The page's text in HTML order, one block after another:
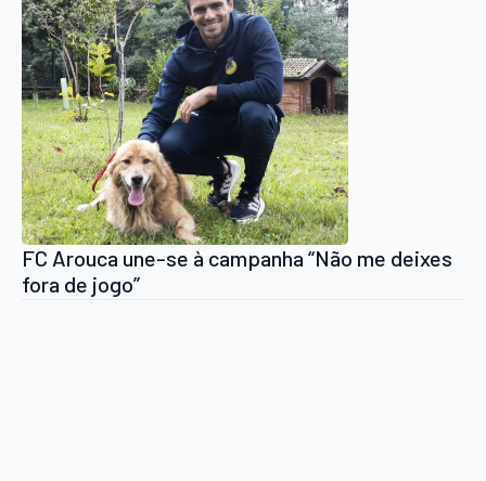
FC Arouca une-se à campanha “Não me deixes
fora de jogo”